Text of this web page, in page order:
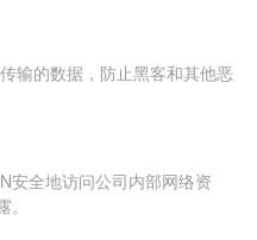
输的数据，防止黑客和其他恶
安全地访问公司内部网络资